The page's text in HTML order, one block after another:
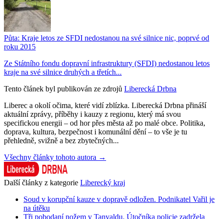
Půta: Kraje letos ze SFDI nedostanou na své silnice nic, poprvé od
roku 2015
Ze Státního fondu dopravní infrastruktury (SFDI) nedostanou letos
kraje na své silnice druhých a třetích...
Tento článek byl publikován ze zdrojů Liberecká Drbna
Liberec a okolí očima, které vidí zblízka. Liberecká Drbna přináší
aktuální zprávy, příběhy i kauzy z regionu, který má svou
specifickou energii – od hor přes města až po malé obce. Politika,
doprava, kultura, bezpečnost i komunální dění – to vše je tu
přehledně, svižně a bez zbytečných...
Všechny články tohoto autora →
Další články z kategorie Liberecký kraj
Soud v korupční kauze v dopravě odložen. Podnikatel Vařil je
na útěku
Tři pobodaní nožem v Tanvaldu. Útočníka policie zadržela